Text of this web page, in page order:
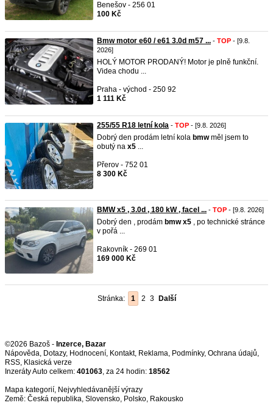
Benešov - 256 01
100 Kč
Bmw motor e60 / e61 3.0d m57 ... - TOP - [9.8.
2026]
HOLÝ MOTOR PRODANÝ! Motor je plně funkční.
Videa chodu ...
Praha - východ - 250 92
1 111 Kč
255/55 R18 letní kola - TOP - [9.8. 2026]
Dobrý den prodám letní kola bmwměl jsem to
obutý na x5 ...
Přerov - 752 01
8 300 Kč
BMW x5 , 3.0d , 180 kW , facel ... - TOP - [9.8. 2026]
Dobrý den , prodám bmw x5 , po technické stránce
v pořá ...
Rakovník - 269 01
169 000 Kč
Stránka: 1 2 3 Další
©2026 Bazoš - Inzerce, Bazar
Nápověda, Dotazy, Hodnocení, Kontakt, Reklama, Podmínky, Ochrana údajů,
RSS,
Inzeráty Auto celkem: 401063, za 24 hodin: 18562
Mapa kategorií, Nejvyhledávanější výrazy
Země: Česká republika, Slovensko, Polsko, Rakousko